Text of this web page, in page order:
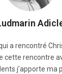
a rencontré
cette rencontre
j’apporte ma